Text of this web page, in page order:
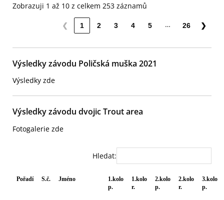
Zobrazuji 1 až 10 z celkem 253 záznamů
❮ 1 2 3 4 5 … 26 ❯
Výsledky závodu Poličská muška 2021
Výsledky zde
Výsledky závodu dvojic Trout area
Fotogalerie zde
Hledat:
Pořadí S.č. Jméno
1.kolo
p.
1.kolo
r.
2.kolo
p.
2.kolo
r.
3.kolo
p.